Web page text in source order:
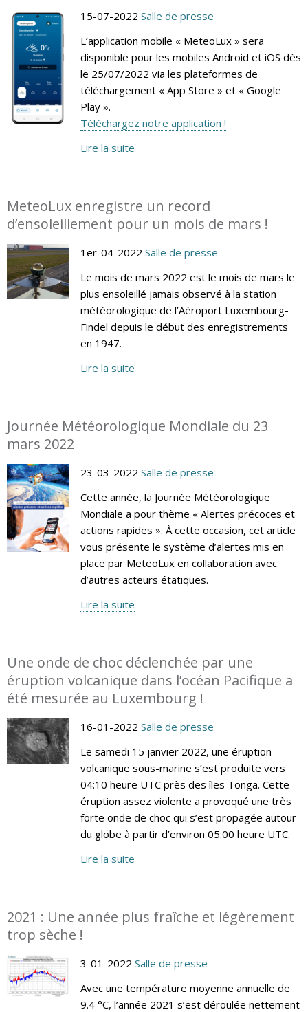
15-07-2022 Salle de presse
L’application mobile « MeteoLux » sera
disponible pour les mobiles Android et iOS dès
le 25/07/2022 via les plateformes de
téléchargement « App Store » et « Google
Play ».
Téléchargez notre application !
Lire la suite
MeteoLux enregistre un record
d’ensoleillement pour un mois de mars !
1er-04-2022 Salle de presse
Le mois de mars 2022 est le mois de mars le
plus ensoleillé jamais observé à la station
météorologique de l’Aéroport Luxembourg-
Findel depuis le début des enregistrements
en 1947.
Lire la suite
Journée Météorologique Mondiale du 23
mars 2022
23-03-2022 Salle de presse
Cette année, la Journée Météorologique
Mondiale a pour thème « Alertes précoces et
actions rapides ». À cette occasion, cet article
vous présente le système d’alertes mis en
place par MeteoLux en collaboration avec
d’autres acteurs étatiques.
Lire la suite
Une onde de choc déclenchée par une
éruption volcanique dans l’océan Pacifique a
été mesurée au Luxembourg !
16-01-2022 Salle de presse
Le samedi 15 janvier 2022, une éruption
volcanique sous-marine s’est produite vers
04:10 heure UTC près des îles Tonga. Cette
éruption assez violente a provoqué une très
forte onde de choc qui s’est propagée autour
du globe à partir d’environ 05:00 heure UTC.
Lire la suite
2021 : Une année plus fraîche et légèrement
trop sèche !
3-01-2022 Salle de presse
Avec une température moyenne annuelle de
9.4 °C, l’année 2021 s’est déroulée nettement